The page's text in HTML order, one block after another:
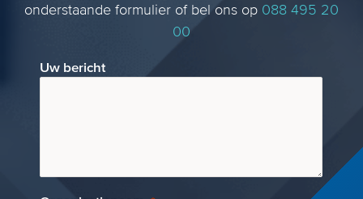
onderstaande formulier of bel ons op 088 495 20
00
Uw bericht